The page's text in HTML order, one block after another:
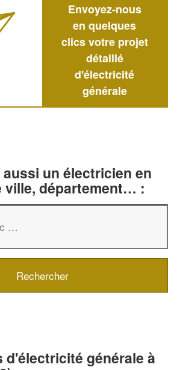
Envoyez-nous
en quelques
clics votre projet
détaillé
d'électricité
générale
un électricien en
ville, département… :
d'électricité générale à